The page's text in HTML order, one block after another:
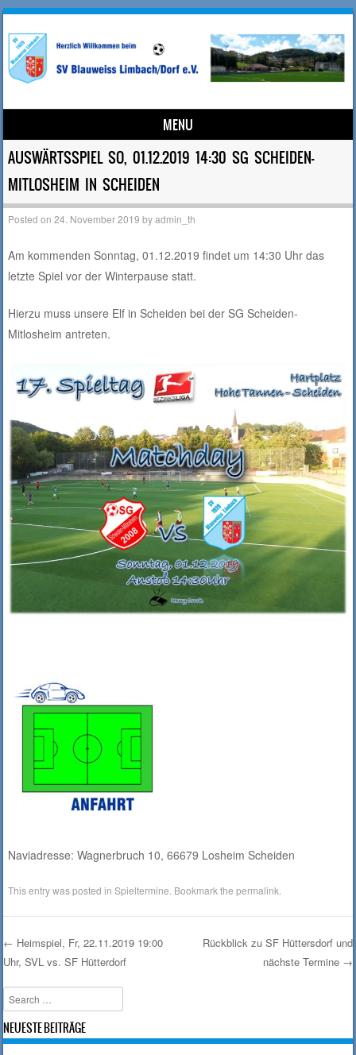
MENU
Skip to content
AUSWÄRTSSPIEL SO, 01.12.2019 14:30 SG SCHEIDEN-
MITLOSHEIM IN SCHEIDEN
Posted on24. November 2019 byadmin_th
Am kommenden Sonntag, 01.12.2019 findet um 14:30 Uhr das
letzte Spiel vor der Winterpause statt.
Hierzu muss unsere Elf in Scheiden bei der SG Scheiden-
Mitlosheim antreten.
Naviadresse: Wagnerbruch 10, 66679 Losheim Scheiden
This entry was posted inSpieltermine . Bookmark thepermalink
Post navigation
← Heimspiel, Fr, 22.11.2019 19:00
Uhr, SVL vs. SF Hütterdorf
Rückblick zu SF Hüttersdorf und
nächste Termine →
Search
NEUESTE BEITRÄGE